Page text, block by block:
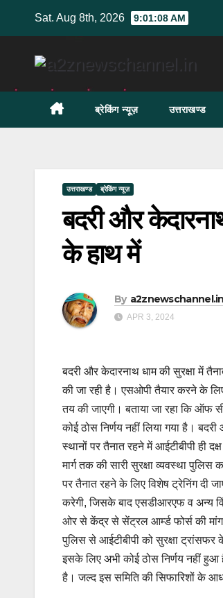
Sat. Aug 8th, 2026 9:01:09 AM
ब्रेकिंग न्यूज़ उत्तराखण्ड
उत्तराखण्ड ब्रेकिंग न्यूज़
बदरी और
के हाथ में
By a2znewschannel.in
APR 3, 2024
बदरी और केदारनाथ धाम की सुरक्षा में
की जा रही है। एसओपी तैयार करने के
तय की जाएगी। बताया जा रहा कि ऑफ
कोई ठोस निर्णय नहीं लिया गया है।
स्थानों पर तैनात रहने में आईटीबीपी ही
मार्ग तक की सारी सुरक्षा व्यवस्था
पर तैनात रहने के लिए विशेष ट्रेनिंग दी
करेगी, जिसके बाद एसडीआरएफ व अन्य
ओर से केंद्र से सेंट्रल आर्म्ड फोर्स की मांग
पुलिस से आईटीबीपी को सुरक्षा ट्रांसफर
इसके लिए अभी कोई ठोस निर्णय नहीं
है। जल्द इस समिति की सिफारिशों के